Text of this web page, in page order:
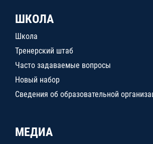
ШКОЛА
Школа
Тренерский штаб
Часто задаваемые вопросы
Новый набор
Сведения об образовательной
МЕДИА